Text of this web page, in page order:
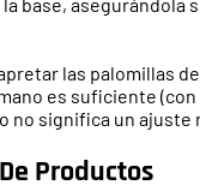
las palomillas
es suficiente (con
no significa un ajuste
Productos